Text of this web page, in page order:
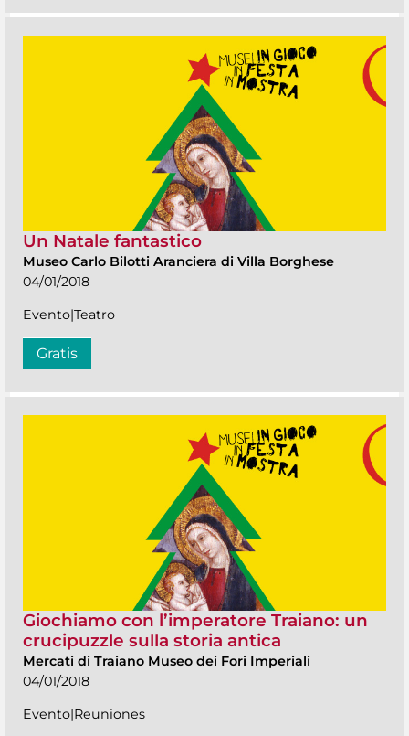
Un Natale fantastico
Museo Carlo Bilotti Aranciera di Villa Borghese
04/01/2018
Evento|Teatro
Gratis
Giochiamo con l’imperatore Traiano: un
crucipuzzle sulla storia antica
Mercati di Traiano Museo dei Fori Imperiali
04/01/2018
Evento|Reuniones